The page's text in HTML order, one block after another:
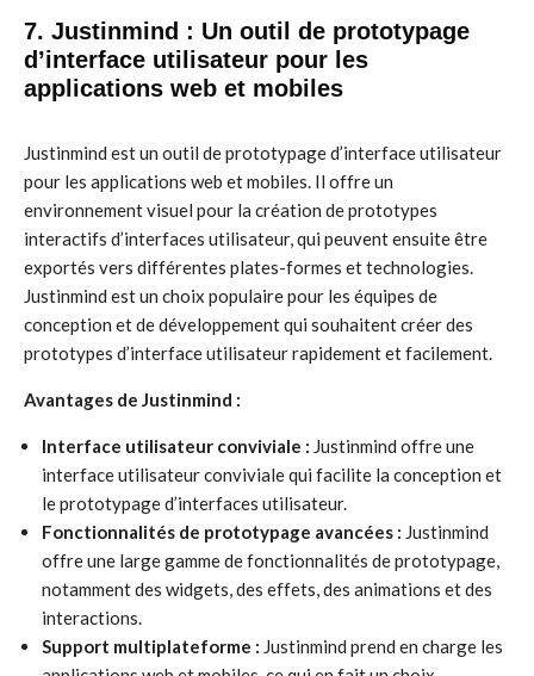
7. Justinmind : Un outil de prototypage
d’interface utilisateur pour les
applications web et mobiles
Justinmind est un outil de prototypage d’interface utilisateur
pour les applications web et mobiles. Il offre un
environnement visuel pour la création de prototypes
interactifs d’interfaces utilisateur, qui peuvent ensuite être
exportés vers différentes plates-formes et technologies.
Justinmind est un choix populaire pour les équipes de
conception et de développement qui souhaitent créer des
prototypes d’interface utilisateur rapidement et facilement.
Avantages de Justinmind :
Interface utilisateur conviviale : Justinmind offre une
interface utilisateur conviviale qui facilite la conception et
le prototypage d’interfaces utilisateur.
Fonctionnalités de prototypage avancées : Justinmind
offre une large gamme de fonctionnalités de prototypage,
notamment des widgets, des effets, des animations et des
interactions.
Support multiplateforme : Justinmind prend en charge les